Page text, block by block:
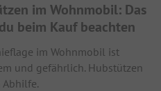
im Wohnmobil: Das
beim Kauf beachten
im Wohnmobil ist
und gefährlich. Hubstützen
Abhilfe.